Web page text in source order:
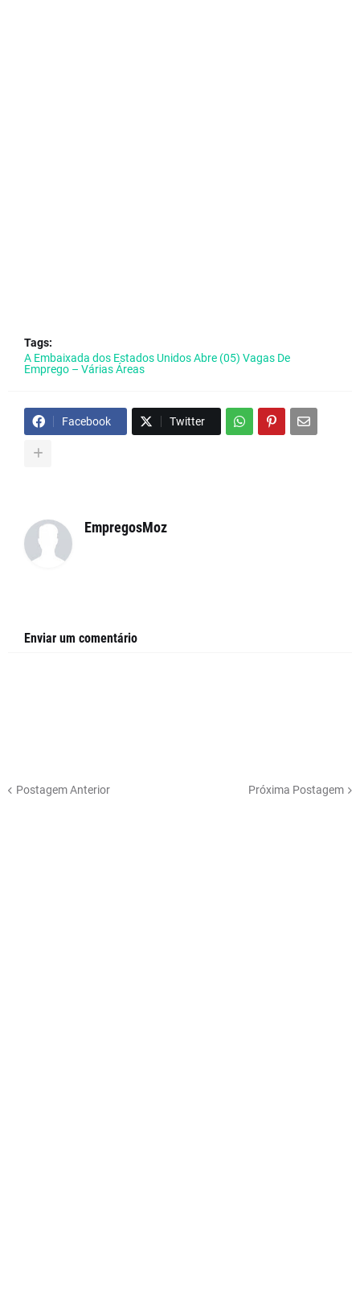
Tags:
A Embaixada dos Estados Unidos Abre (05) Vagas De
Emprego – Várias Áreas
Facebook Twitter
EmpregosMoz
Enviar um comentário
Postagem Anterior Próxima Postagem